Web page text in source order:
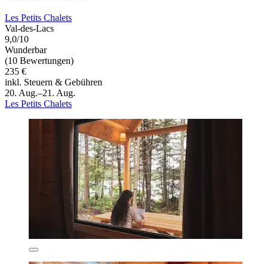
Les Petits Chalets
Val-des-Lacs
9,0/10
Wunderbar
(10 Bewertungen)
235 €
inkl. Steuern & Gebühren
20. Aug.–21. Aug.
Les Petits Chalets